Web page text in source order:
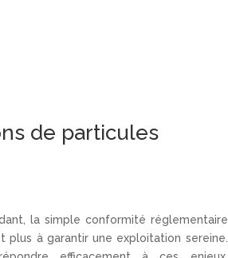
de particules
la simple conformité réglementaire
plus à garantir une exploitation sereine.